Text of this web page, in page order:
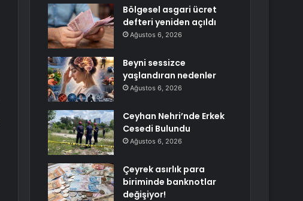
Bölgesel asgari ücret
defteri yeniden açıldı
Ağustos 6, 2026
Beyni sessizce
yaşlandıran nedenler
Ağustos 6, 2026
Ceyhan Nehri’nde Erkek
Cesedi Bulundu
Ağustos 6, 2026
Çeyrek asırlık para
biriminde banknotlar
değişiyor!